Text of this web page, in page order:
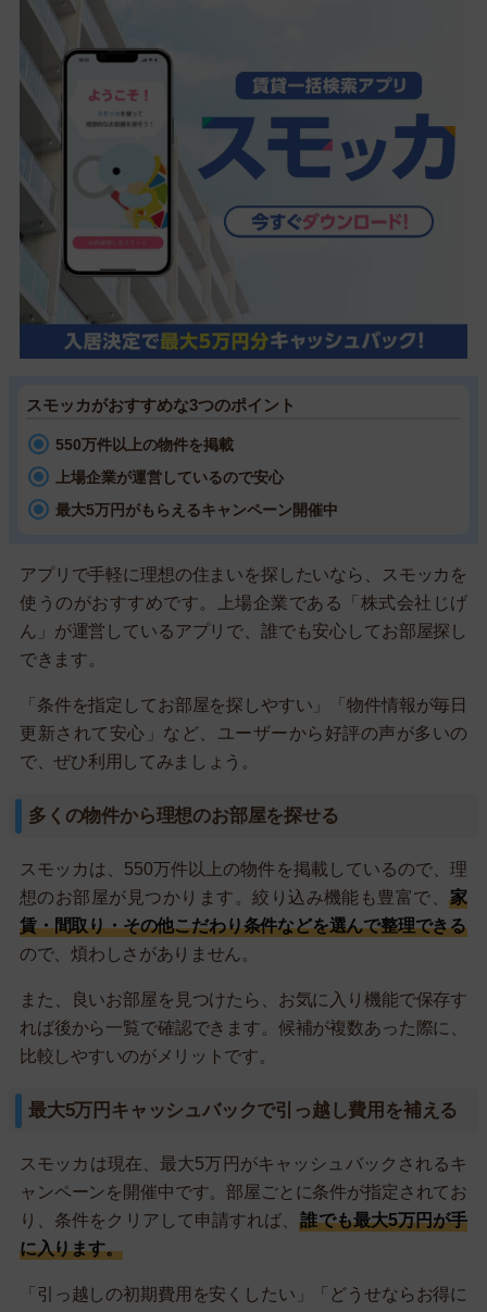
スモッカがおすすめな3つのポイント
550万件以上の物件を掲載
上場企業が運営しているので安心
最大5万円がもらえるキャンペーン開催中
アプリで手軽に理想の住まいを探したいなら、スモッカを
使うのがおすすめです。上場企業である「株式会社じげ
ん」が運営しているアプリで、誰でも安心してお部屋探し
できます。
「条件を指定してお部屋を探しやすい」「物件情報が毎日
更新されて安心」など、ユーザーから好評の声が多いの
で、ぜひ利用してみましょう。
多くの物件から理想のお部屋を探せる
スモッカは、550万件以上の物件を掲載しているので、理
想のお部屋が見つかります。絞り込み機能も豊富で、家
賃・間取り・その他こだわり条件などを選んで整理できる
ので、煩わしさがありません。
また、良いお部屋を見つけたら、お気に入り機能で保存す
れば後から一覧で確認できます。候補が複数あった際に、
比較しやすいのがメリットです。
最大5万円キャッシュバックで引っ越し費用を補える
スモッカは現在、最大5万円がキャッシュバックされるキ
ャンペーンを開催中です。部屋ごとに条件が指定されてお
り、条件をクリアして申請すれば、誰でも最大5万円が手
に入ります。
「引っ越しの初期費用を安くしたい」「どうせならお得に